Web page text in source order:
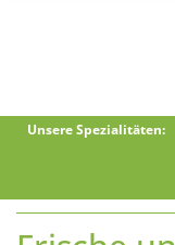
Unsere Spezialitäten: